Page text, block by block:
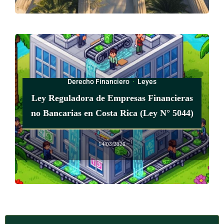
de alteración, los formularios y documentos electrónicos
enviados y recibidos, y en una bitácora dejar constancia de
todas las transacciones y los mensajes generados. El acceso a
la información, sea total o parcial, se definirá según el perfil
de cada persona usuaria.
La violación de este artículo conlleva sanciones reguladas en
la legislación penal vigente.
ARTÍCULO 19
Derecho Financiero · Leyes
Ley Reguladora de Empresas Financieras
no Bancarias en Costa Rica (Ley N° 5044)
14/03/2026